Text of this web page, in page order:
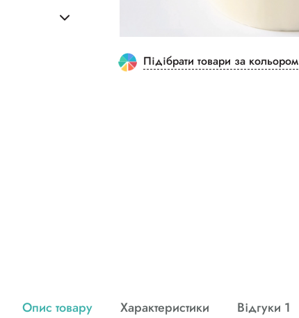
Підібрати товари за кольором
Опис товару Характеристики Відгуки 1